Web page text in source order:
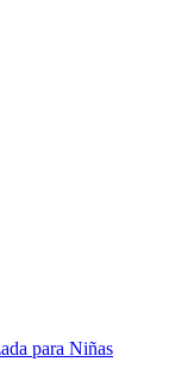
para Niñas